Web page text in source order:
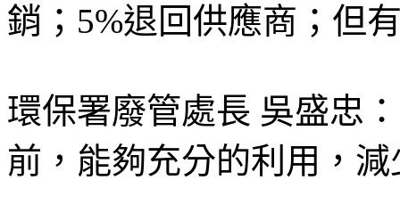
銷；5%退回供應商；但
環保署廢管處長 吳盛忠
前，能夠充分的利用，